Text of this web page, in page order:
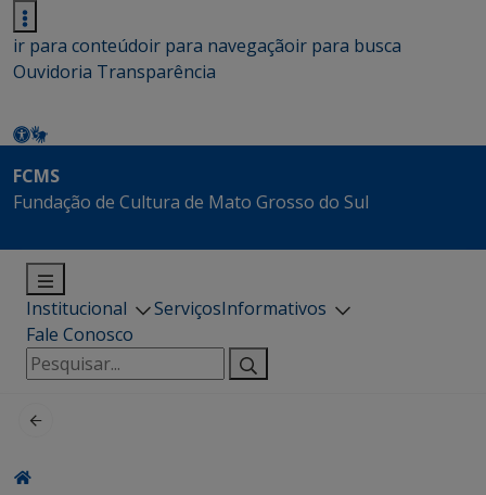
ir para conteúdoir para navegaçãoir para busca
Ouvidoria Transparência
FCMS
Fundação de Cultura de Mato Grosso do Sul
Institucional ServiçosInformativos
Fale Conosco
Pesquisar
por: